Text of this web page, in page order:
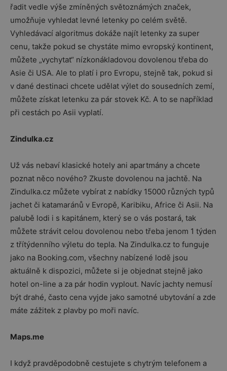
řadit vedle výše zmíněných světoznámých značek,
umožňuje vyhledat levné letenky po celém světě.
Vyhledávací algoritmus dokáže najít letenky za super
cenu, takže pokud se chystáte mimo evropský kontinent,
můžete „vychytat“ nízkonákladovou dovolenou třeba do
Asie či USA. Ale to platí i pro Evropu, stejně tak, pokud si
v dané destinaci chcete udělat výlet do sousedních zemí,
můžete získat letenku za pár stovek Kč. A to se například
při cestách po Asii vyplatí.
Zindulka.cz
Už vás nebaví klasické hotely ani apartmány a chcete
poznat něco nového? Zkuste dovolenou na jachtě. Na
Zindulka.cz můžete vybírat z nabídky 15000 různých typů
jachet či katamaránů v Evropě, Karibiku, Africe či Asii. Na
palubě lodi i s kapitánem, který se o vás postará, tak
můžete strávit celou dovolenou nebo třeba jenom 1 týden
z třítýdenního výletu do tepla. Na Zindulka.cz to funguje
jako na Booking.com, všechny nabízené lodě jsou
aktuálně k dispozici, můžete si je objednat stejně jako
hotel on-line a za pár hodin vyplout. Navíc jachty nemusí
být drahé, často cena vyjde jako samotné ubytování a zde
máte zážitek z plavby po moři navíc.
Maps.me
I když pravděpodobně cestujete s chytrým telefonem a